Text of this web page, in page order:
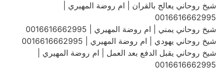
شيخ روحاني يعالج بالقران | ام روضة المهيري |
0016616662995
شيخ روحاني يمني | ام روضة المهيري | 0016616662995
شيخ روحاني يهودي | ام روضة المهيري | 0016616662995
شيخ روحاني يقبل الدفع بعد العمل | ام روضة المهيري |
0016616662995